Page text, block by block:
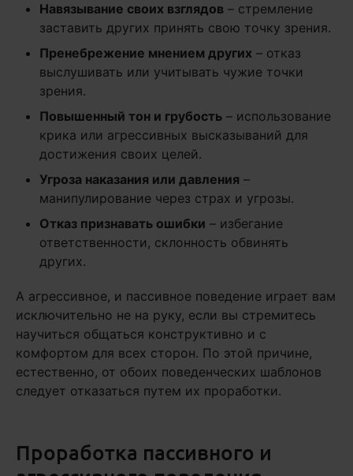
Навязывание своих взглядов – стремление
заставить других принять свою точку зрения.
Пренебрежение мнением других – отказ
выслушивать или учитывать чужие точки
зрения.
Повышенный тон и грубость – использование
крика или агрессивных высказываний для
достижения своих целей.
Угроза наказания или давления –
манипулирование через страх и угрозы.
Отказ признавать ошибки – избегание
ответственности, склонность обвинять
других.
А агрессивное, и пассивное поведение играет вам
исключительно не на руку, если вы стремитесь
научиться общаться конструктивно и с
комфортом для всех сторон. По этой причине,
естественно, от обоих поведенческих шаблонов
следует отказаться путем их проработки.
Проработка пассивного и